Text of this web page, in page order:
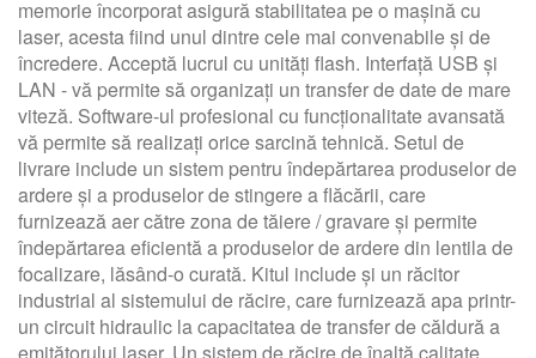
memorie încorporat asigură stabilitatea pe o mașină cu
laser, acesta fiind unul dintre cele mai convenabile și de
încredere. Acceptă lucrul cu unități flash. Interfață USB și
LAN - vă permite să organizați un transfer de date de mare
viteză. Software-ul profesional cu funcționalitate avansată
vă permite să realizați orice sarcină tehnică. Setul de
livrare include un sistem pentru îndepărtarea produselor de
ardere și a produselor de stingere a flăcării, care
furnizează aer către zona de tăiere / gravare și permite
îndepărtarea eficientă a produselor de ardere din lentila de
focalizare, lăsând-o curată. Kitul include și un răcitor
industrial al sistemului de răcire, care furnizează apa printr-
un circuit hidraulic la capacitatea de transfer de căldură a